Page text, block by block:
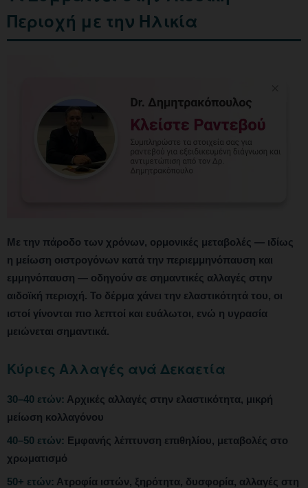
Περιοχή με την Ηλικία
Με την πάροδο των χρόνων, ορμονικές μεταβολές — ιδίως
η μείωση οιστρογόνων κατά την περιεμμηνόπαυση και
εμμηνόπαυση — οδηγούν σε σημαντικές αλλαγές στην
αιδοϊκή περιοχή. Το δέρμα χάνει την ελαστικότητά του, οι
ιστοί γίνονται πιο λεπτοί και ευάλωτοι, ενώ η υγρασία
μειώνεται σημαντικά.
Κύριες Αλλαγές ανά Δεκαετία
30–40 ετών: Αρχικές αλλαγές στην ελαστικότητα, μικρή
μείωση κολλαγόνου
40–50 ετών: Εμφανής λέπτυνση επιθηλίου, μεταβολές στο
χρωματισμό
50+ ετών: Ατροφία ιστών, ξηρότητα, δυσφορία, αλλαγές στη